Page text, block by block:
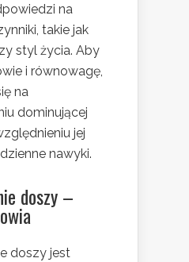
na
takie jak
styl życia. Aby
i równowagę,
na
dominującej
jej
nawyki.
doszy –
doszy jest